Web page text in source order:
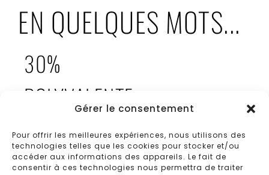
Gérer le consentement
Pour offrir les meilleures expériences, nous utilisons des
technologies telles que les cookies pour stocker et/ou
accéder aux informations des appareils. Le fait de
consentir à ces technologies nous permettra de traiter
EN QUELQUES MOTS...
30%
POLYVALENTE
30%
CRÉATIVE